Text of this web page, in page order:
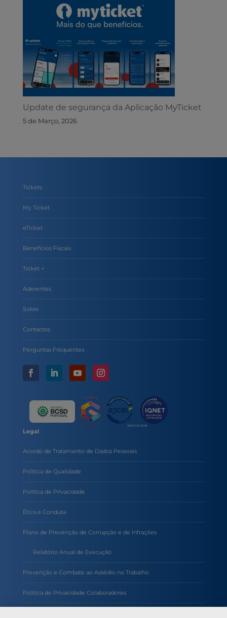
Update de segurança da Aplicação MyTicket
5 de Março, 2026
Tickets
My Ticket
eTicket
Benefícios Fiscais
Ticket +
Aderentes
Sobre
Contactos
Perguntas Frequentes
Legal
Acordo de Tratamento de Dados Pessoais
Política de Qualidade
Política de Privacidade
Ética e Conduta
Plano de Prevenção de Corrupção e de Infrações
Relatório Anual de Execução
Prevenção e Combate ao Assédio no Trabalho
Política de Privacidade Colaboradores